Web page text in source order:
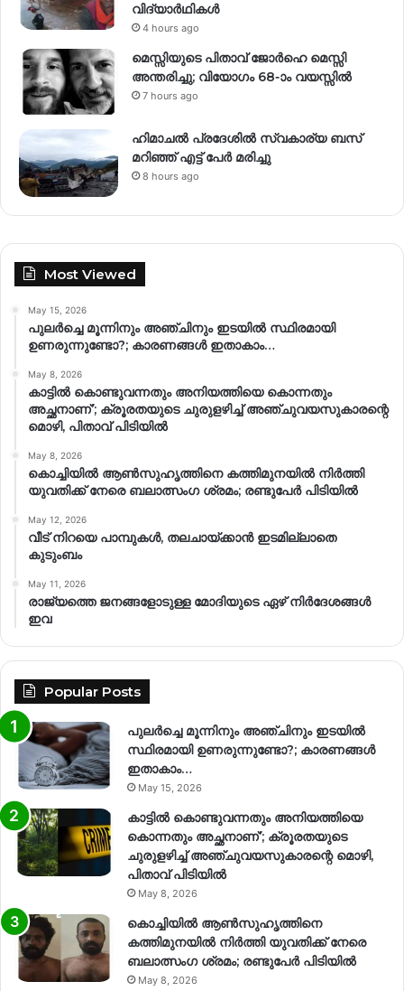
വിദ്യാർഥികൾ
4 hours ago
മെസ്സിയുടെ പിതാവ് ജോർഹെ മെസ്സി
അന്തരിച്ചു; വിയോഗം 68-ാം വയസ്സിൽ
7 hours ago
ഹിമാചല്‍ പ്രദേശില്‍ സ്വകാര്യ ബസ്
മറിഞ്ഞ് എട്ട് പേര്‍ മരിച്ചു
8 hours ago
Most Viewed
May 15, 2026
പുലർച്ചെ മൂന്നിനും അഞ്ചിനും ഇടയിൽ സ്ഥിരമായി
ഉണരുന്നുണ്ടോ?; കാരണങ്ങള്‍ ഇതാകാം…
May 8, 2026
കാട്ടിൽ കൊണ്ടുവന്നതും അനിയത്തിയെ കൊന്നതും
അച്ഛനാണ്’; ക്രൂരതയുടെ ചുരുളഴിച്ച് അഞ്ചുവയസുകാരന്റെ
മൊഴി, പിതാവ് പിടിയിൽ
May 8, 2026
കൊച്ചിയിൽ ആൺസുഹൃത്തിനെ കത്തിമുനയിൽ നിർത്തി
യുവതിക്ക് നേരെ ബലാത്സംഗ​ ശ്രമം; രണ്ടുപേർ പിടിയിൽ
May 12, 2026
വീട് നിറയെ പാമ്പുകൾ, തലചായ്ക്കാൻ ഇടമില്ലാതെ
കുടുംബം
May 11, 2026
രാജ്യത്തെ ജനങ്ങളോടുള്ള മോദിയുടെ ഏഴ് നിര്‍ദേശങ്ങള്‍
ഇവ
Popular Posts
പുലർച്ചെ മൂന്നിനും അഞ്ചിനും ഇടയിൽ
സ്ഥിരമായി ഉണരുന്നുണ്ടോ?; കാരണങ്ങള്‍
ഇതാകാം…
May 15, 2026
കാട്ടിൽ കൊണ്ടുവന്നതും അനിയത്തിയെ
കൊന്നതും അച്ഛനാണ്’; ക്രൂരതയുടെ
ചുരുളഴിച്ച് അഞ്ചുവയസുകാരന്റെ മൊഴി,
പിതാവ് പിടിയിൽ
May 8, 2026
കൊച്ചിയിൽ ആൺസുഹൃത്തിനെ
കത്തിമുനയിൽ നിർത്തി യുവതിക്ക് നേരെ
ബലാത്സംഗ​ ശ്രമം; രണ്ടുപേർ പിടിയിൽ
May 8, 2026